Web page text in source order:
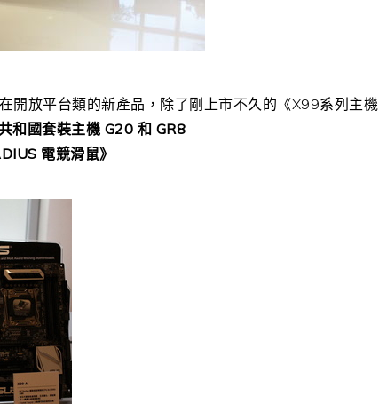
開放平台類的新產品，除了剛上市不久的《X99系列主機
和國套裝主機 G20 和 GR8
電競滑鼠》